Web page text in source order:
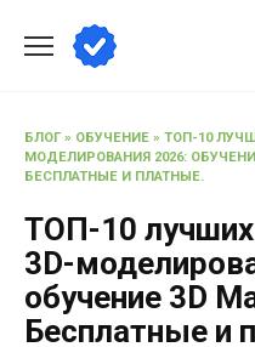
БЛОГ» ОБУЧЕНИЕ » ТОП-10
МОДЕЛИРОВАНИЯ 2026: ОБУЧЕНИЕ
БЕСПЛАТНЫЕ И ПЛАТНЫЕ.
ТОП-10
3D-
обучение 3D
Бесплатные и